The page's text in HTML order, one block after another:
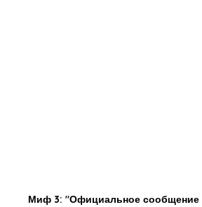
Миф 3: "Официальное сообщение